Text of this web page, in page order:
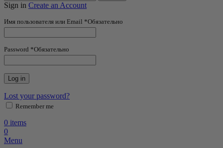
Sign in Create an Account
Имя пользователя или Email *Обязательно
Password *Обязательно
Log in
Lost your password?
Remember me
0 items
0
Menu